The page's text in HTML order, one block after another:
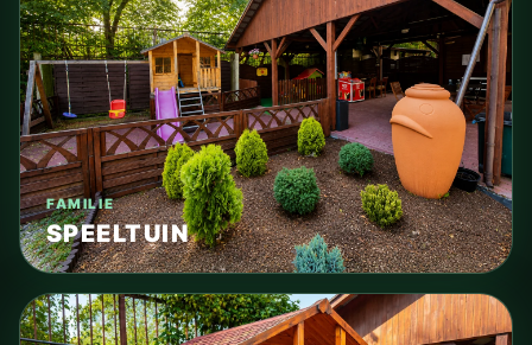
FAMILIE
SPEELTUIN